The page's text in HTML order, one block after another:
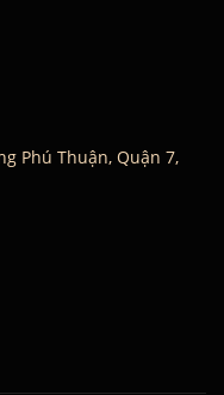
Phú Thuận, Quận 7,